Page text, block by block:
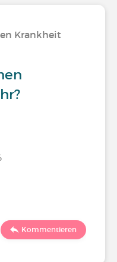
Krankheit
Kommentieren